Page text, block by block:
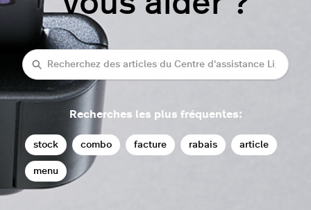
rechercher
Recherches les plus fréquentes:
stock combo facture rabais article
menu